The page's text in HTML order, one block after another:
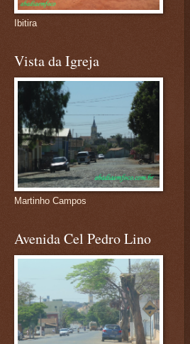
Ibitira
Vista da Igreja
Martinho Campos
Avenida Cel Pedro Lino